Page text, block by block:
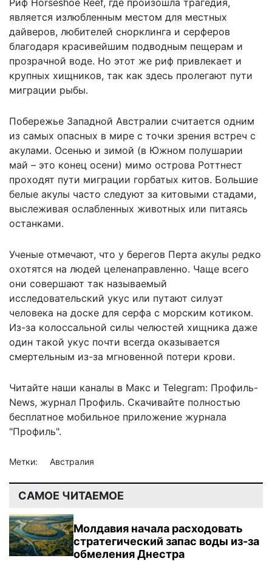
является излюбленным местом для местных
дайверов, любителей снорклинга и серферов
благодаря красивейшим подводным пещерам и
прозрачной воде. Но этот же риф привлекает и
крупных хищников, так как здесь пролегают пути
миграции рыбы.
Побережье Западной Австралии считается одним
из самых опасных в мире с точки зрения встреч с
акулами. Осенью и зимой (в Южном полушарии
май – это конец осени) мимо острова Роттнест
проходят пути миграции горбатых китов. Большие
белые акулы часто следуют за китовыми стадами,
выслеживая ослабленных животных или питаясь
останками.
Ученые отмечают, что у берегов Перта акулы редко
охотятся на людей целенаправленно. Чаще всего
они совершают так называемый
исследовательский укус или путают силуэт
человека на доске для серфа с морским котиком.
Из-за колоссальной силы челюстей хищника даже
один такой укус почти всегда оказывается
смертельным из-за мгновенной потери крови.
Читайте наши каналы в Макс и Telegram: Профиль-
News, журнал Профиль. Скачивайте полностью
бесплатное мобильное приложение журнала
"Профиль".
Метки: Австралия
САМОЕ ЧИТАЕМОЕ
Молдавия начала расходовать
стратегический запас воды из-за
обмеления Днестра